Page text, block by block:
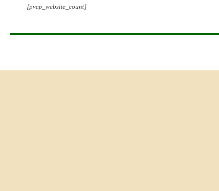
[pvcp_website_count]